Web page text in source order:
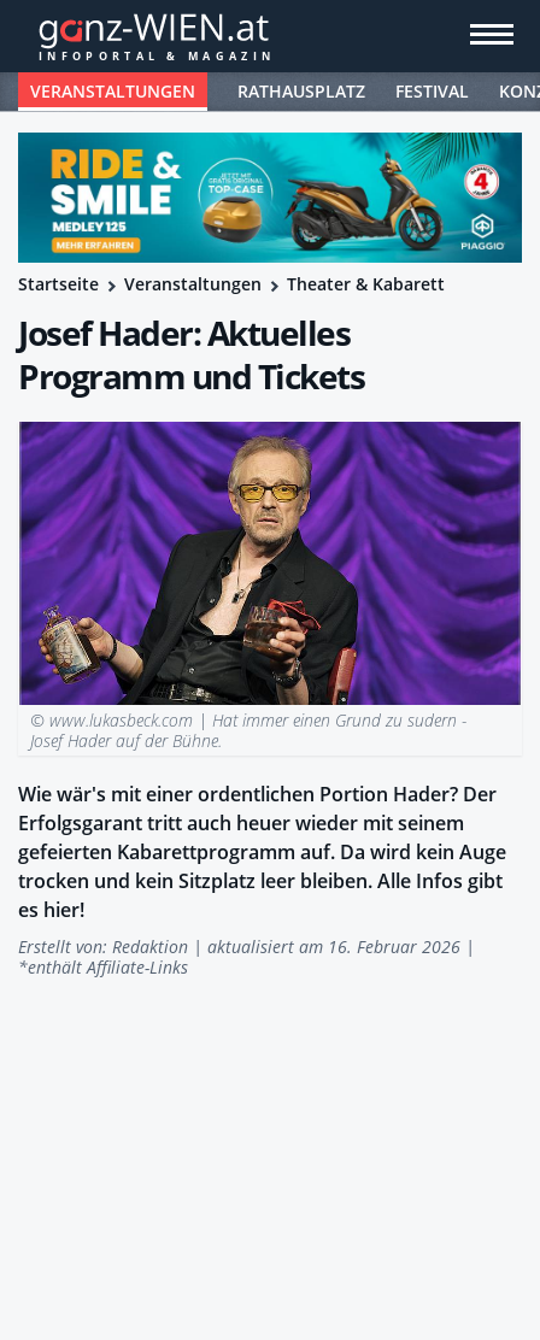
VERANSTALTUNGEN RATHAUSPLATZ FESTIVAL
Startseite Veranstaltungen Theater & Kabarett
Josef Hader: Aktuelles
Programm und Tickets
© www.lukasbeck.com |Hat immer einen Grund zu sudern -
Josef Hader auf der Bühne.
Wie wär's mit einer ordentlichen Portion Hader? Der
Erfolgsgarant tritt auch heuer wieder mit seinem
gefeierten Kabarettprogramm auf. Da wird kein Auge
trocken und kein Sitzplatz leer bleiben. Alle Infos gibt
es hier!
Erstellt von: Redaktion | aktualisiert am 16. Februar 2026 |
*enthält Affiliate-Links